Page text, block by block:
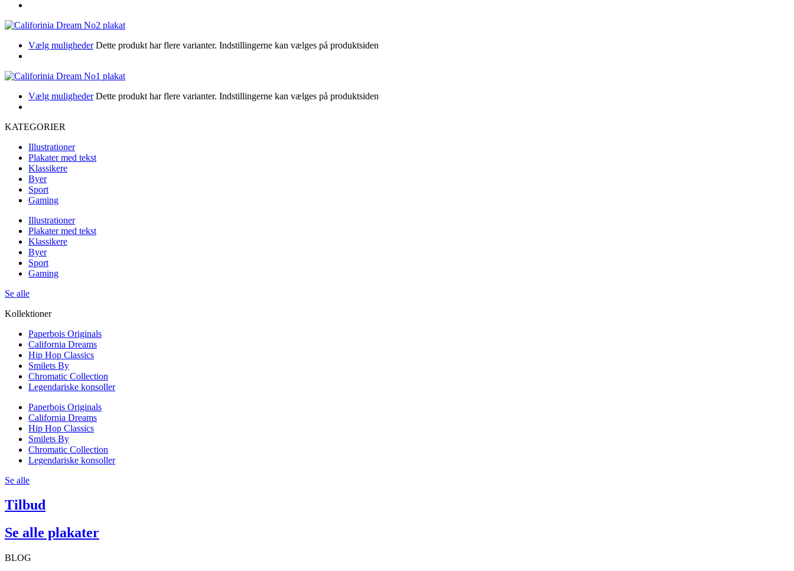
Vælg muligheder Dette produkt har flere varianter. Indstillingerne kan vælges på produktsiden
Vælg muligheder Dette produkt har flere varianter. Indstillingerne kan vælges på produktsiden
KATEGORIER
Illustrationer
Plakater med tekst
Klassikere
Byer
Sport
Gaming
Illustrationer
Plakater med tekst
Klassikere
Byer
Sport
Gaming
Se alle
Kollektioner
Paperbois Originals
California Dreams
Hip Hop Classics
Smilets By
Chromatic Collection
Legendariske konsoller
Paperbois Originals
California Dreams
Hip Hop Classics
Smilets By
Chromatic Collection
Legendariske konsoller
Se alle
Tilbud
Se alle plakater
BLOG